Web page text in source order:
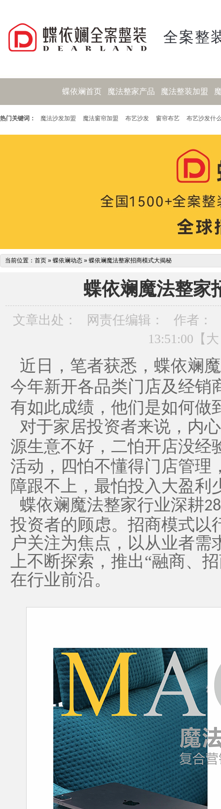
全案整
蝶依斓首页 魔法整家产品 魔法整装加盟
热门关键词： 魔法沙发加盟 魔法窗帘加盟 布艺沙发 窗帘布艺 布艺沙发什
当前位置： 首页 » 蝶依斓动态 » 蝶依斓魔法整家招商模式大揭秘
蝶依斓魔法整家
文章出处： 网责任编辑：
作者：
13:51:00【 大
近日，笔者获悉，蝶依斓
今年新开各品类门店及经销
有如此成绩，他们是如何做
对于家居投资者来说，内
源生意不好，二怕开店没经
活动，四怕不懂得门店管理
障跟不上，最怕投入大盈利
蝶依斓魔法整家行业深耕28
投资者的顾虑。招商模式以
户关注为焦点，以从业者
上不断探索，推出“融商、
在行业前沿。